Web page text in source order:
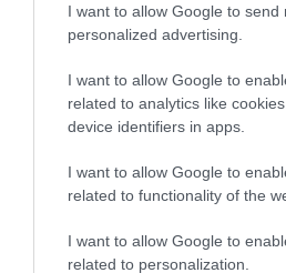
I want to allow Google to send
personalized advertising.
I want to allow Google to
related to analytics like
device identifiers in apps.
I want to allow Google to
related to functionality of the
I want to allow Google to
related to personalization.
szőlő kártevő